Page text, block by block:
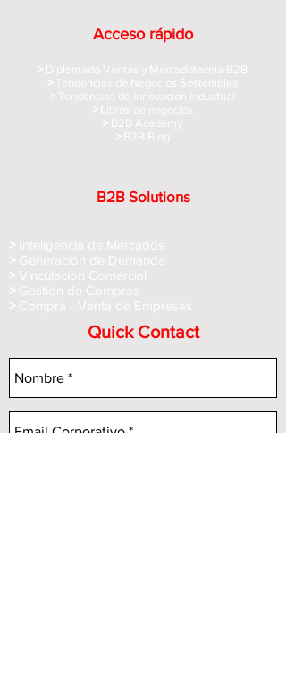
Acceso rápido
> Diplomado Ventas y Mercadotecnia B2B
>
Tendencias de Negocios Sostenibles
>
Tendencias de Innovación Industrial
> Libros de negocios
> B2B Academy
> B2B Blog
B2B Solutions
> Inteligencia de Mercados
> Generación de Demanda
> Vinculación Comercial
> Gestión de Compras
> Compra - Venta de Empre sas
Quick Contact